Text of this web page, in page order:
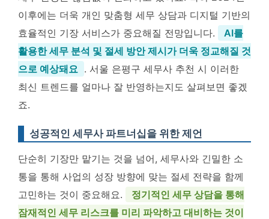
이후에는 더욱 개인 맞춤형 세무 상담과 디지털 기반의
효율적인 기장 서비스가 중요해질 전망입니다.
AI를
활용한 세무 분석 및 절세 방안 제시가 더욱 정교해질 것
으로 예상돼요
. 서울 은평구 세무사 추천 시 이러한
최신 트렌드를 얼마나 잘 반영하는지도 살펴보면 좋겠
죠.
성공적인 세무사 파트너십을 위한 제언
단순히 기장만 맡기는 것을 넘어, 세무사와 긴밀한 소
통을 통해 사업의 성장 방향에 맞는 절세 전략을 함께
고민하는 것이 중요해요.
정기적인 세무 상담을 통해
잠재적인 세무 리스크를 미리 파악하고 대비하는 것이